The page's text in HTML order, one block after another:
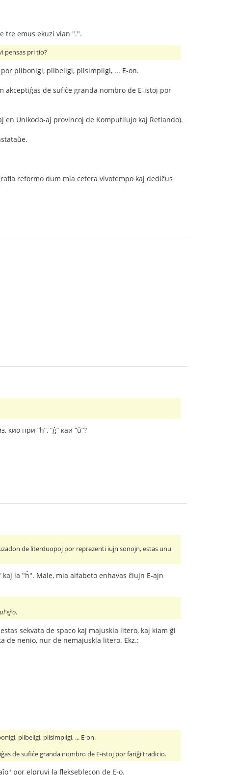
tre emus ekuzi vian ".".
pensas pri tio?
plibonigi, plibeligi, plisimpligi, ... E-on.
de sufiĉe granda nombro de E-istoj por
Unikodo-aj provincoj de Komputilujo kaj Retlando).
reformo dum mia cetera vivotempo kaj dediĉus
при “h”, “ĝ” каи “ŭ”?
de literduopoj por reprezenti iujn sonojn, estas unu
la "ĥ". Male, mia alfabeto enhavas ĉiujn E-ajn
.
sekvata de spaco kaj majuskla litero, kaj kiam ĝi
de nenio, nur de nemajuskla litero. Ekz.:
plibeligi, plisimpligi, ... E-on.
de sufiĉe granda nombro de E-istoj por fariĝi tradicio.
por elpruvi la flekseblecon de E-o.